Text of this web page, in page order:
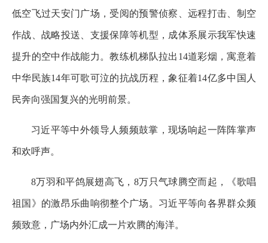
低空飞过天安门广场，受阅的预警侦察、远程打击、制空
作战、战略投送、支援保障等机型，成体系展示我军快速
提升的空中作战能力。教练机梯队拉出14道彩烟，寓意着
中华民族14年可歌可泣的抗战历程，象征着14亿多中国人
民奔向强国复兴的光明前景。
习近平等中外领导人频频鼓掌，现场响起一阵阵掌声
和欢呼声。
8万羽和平鸽展翅高飞，8万只气球腾空而起，《歌唱
祖国》的激昂乐曲响彻整个广场。习近平等向各界群众频
频致意，广场内外汇成一片欢腾的海洋。